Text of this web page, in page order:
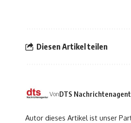
Diesen Artikel teilen
VonDTS
Autor dieses Artikel ist unser